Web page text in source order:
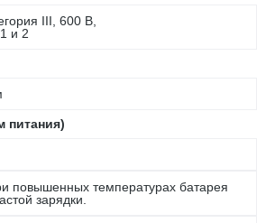
III, 600 В,
и 2
питания)
повышенных температурах батарея
зарядки.